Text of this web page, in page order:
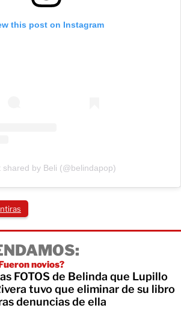
this post on Instagram
shared by Beli (@belindapop)
novios?
FOTOS de Belinda que Lupillo
tuvo que eliminar de su libro
denuncias de ella